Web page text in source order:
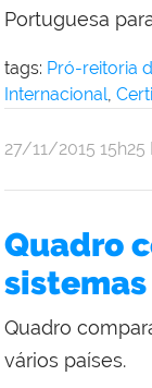
Portuguesa
tags: Pró-reitoria
Internacional,
por
Reitoria
publicado
27/11/2015 15h25
Quadro
Quadro
vários países.